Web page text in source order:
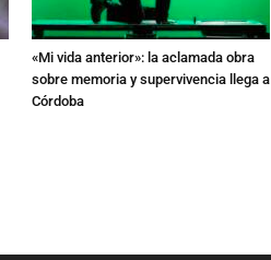
«Mi vida anterior»: la aclamada obra
sobre memoria y supervivencia llega a
Córdoba